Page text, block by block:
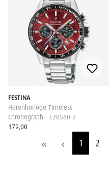
FESTINA
Herenhorloge Timeless
Chronograph - F20560-7
179,00
1 2